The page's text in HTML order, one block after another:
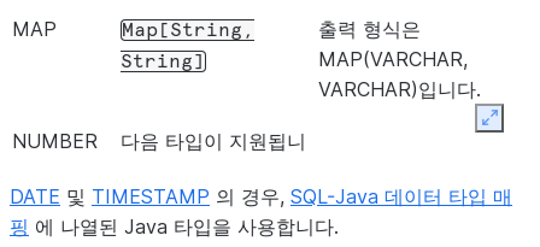
지정한 다음
Python dict로
변환합니다.
MAP dict
MAP은 반환 유
않습니다.
NUMBER int또는
MAP
Map[String,
String]
출력 형식은
MAP(VARCHAR,
VARCHAR)입니다.
NUMBER
다음 타입이 지원됩니
Int또는
DATE 및 TIMESTAMP 의 경우, SQL-Java 데이터 타입 매
핑 에 나열된 Java 타입을 사용합니다.